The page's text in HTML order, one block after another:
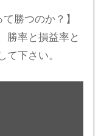
勝つのか？】
勝率と損益率と
下さい。